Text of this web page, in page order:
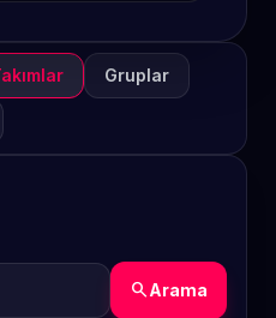
Gruplar
searchArama